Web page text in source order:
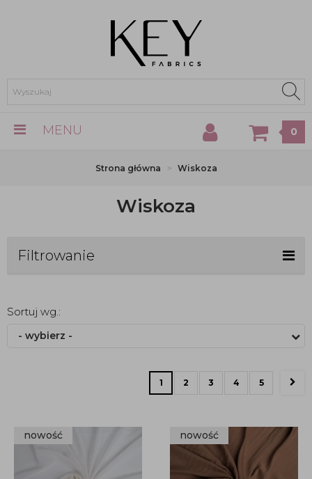
MENU 0
Strona główna Wiskoza
Wiskoza
Filtrowanie
Sortuj wg.:
- wybierz -
1 2 3 4 5
nowość nowość